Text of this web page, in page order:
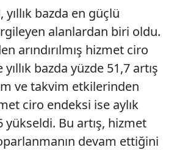
bazda en güçlü
alanlardan biri oldu.
arındırılmış hizmet ciro
bazda yüzde 51,7 artış
ve takvim etkilerinden
ciro endeksi ise aylık
yükseldi. Bu artış, hizmet
devam ettiğini